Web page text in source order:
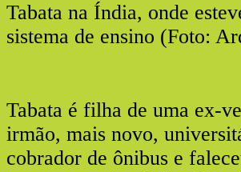
Tabata na Índia, onde
sistema de ensino (Foto:
Tabata é filha de uma ex-
irmão, mais novo,
cobrador de ônibus e